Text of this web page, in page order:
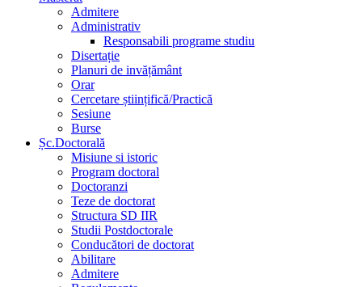
Admitere
Administrativ
Responsabili programe studiu
Disertație
Planuri de invățământ
Orar
Cercetare științifică/Practică
Sesiune
Burse
Șc.Doctorală
Misiune si istoric
Program doctoral
Doctoranzi
Teze de doctorat
Structura SD IIR
Studii Postdoctorale
Conducători de doctorat
Abilitare
Admitere